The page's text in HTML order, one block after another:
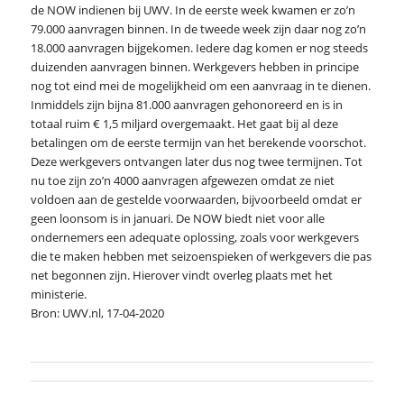
de NOW indienen bij UWV. In de eerste week kwamen er zo’n
79.000 aanvragen binnen. In de tweede week zijn daar nog zo’n
18.000 aanvragen bijgekomen. Iedere dag komen er nog steeds
duizenden aanvragen binnen. Werkgevers hebben in principe
nog tot eind mei de mogelijkheid om een aanvraag in te dienen.
Inmiddels zijn bijna 81.000 aanvragen gehonoreerd en is in
totaal ruim € 1,5 miljard overgemaakt. Het gaat bij al deze
betalingen om de eerste termijn van het berekende voorschot.
Deze werkgevers ontvangen later dus nog twee termijnen. Tot
nu toe zijn zo’n 4000 aanvragen afgewezen omdat ze niet
voldoen aan de gestelde voorwaarden, bijvoorbeeld omdat er
geen loonsom is in januari. De NOW biedt niet voor alle
ondernemers een adequate oplossing, zoals voor werkgevers
die te maken hebben met seizoenspieken of werkgevers die pas
net begonnen zijn. Hierover vindt overleg plaats met het
ministerie.
Bron: UWV.nl, 17-04-2020